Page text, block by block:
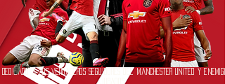
Dedicado a los verdaderos seguidores del Manchester United y